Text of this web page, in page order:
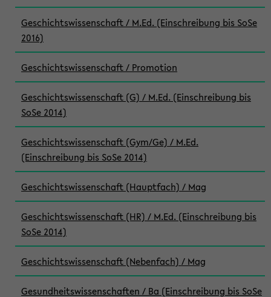
Geschichtswissenschaft / M.Ed. (Einschreibung bis SoSe
2016)
Geschichtswissenschaft / Promotion
Geschichtswissenschaft (G) / M.Ed. (Einschreibung bis
SoSe 2014)
Geschichtswissenschaft (Gym/Ge) / M.Ed.
(Einschreibung bis SoSe 2014)
Geschichtswissenschaft (Hauptfach) / Mag
Geschichtswissenschaft (HR) / M.Ed. (Einschreibung bis
SoSe 2014)
Geschichtswissenschaft (Nebenfach) / Mag
Gesundheitswissenschaften / Ba (Einschreibung bis SoSe